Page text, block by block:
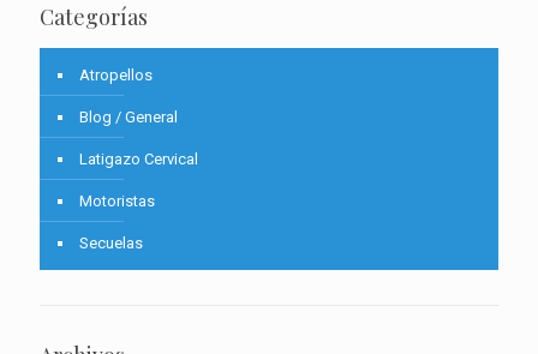
Categorías
Atropellos
Blog / General
Latigazo Cervical
Motoristas
Secuelas